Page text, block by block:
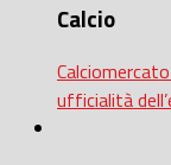
Calcio
ufficialità